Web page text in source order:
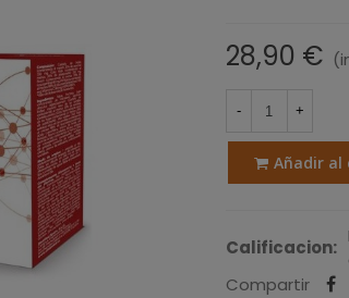
28,90 €
- +
Añadir al
Calificacion:
Compartir